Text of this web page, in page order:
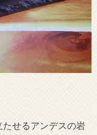
せるアンデスの岩